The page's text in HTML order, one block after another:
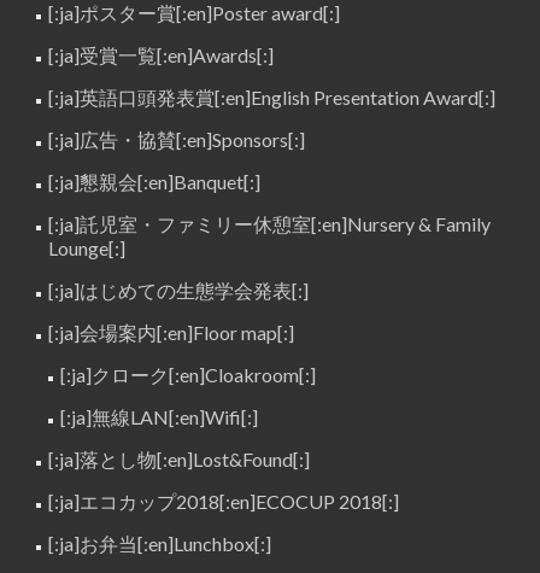
[:ja]ポスター賞[:en]Poster award[:]
[:ja]受賞一覧[:en]Awards[:]
[:ja]英語口頭発表賞[:en]English Presentation Award[:]
[:ja]広告・協賛[:en]Sponsors[:]
[:ja]懇親会[:en]Banquet[:]
[:ja]託児室・ファミリー休憩室[:en]Nursery & Family
Lounge[:]
[:ja]はじめての生態学会発表[:]
[:ja]会場案内[:en]Floor map[:]
[:ja]クローク[:en]Cloakroom[:]
[:ja]無線LAN[:en]Wifi[:]
[:ja]落とし物[:en]Lost&Found[:]
[:ja]エコカップ2018[:en]ECOCUP 2018[:]
[:ja]お弁当[:en]Lunchbox[:]